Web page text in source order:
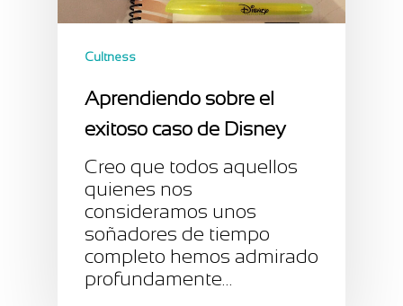
Cultness
Aprendiendo sobre el
exitoso caso de Disney
Creo que todos aquellos
quienes nos
consideramos unos
soñadores de tiempo
completo hemos admirado
profundamente…